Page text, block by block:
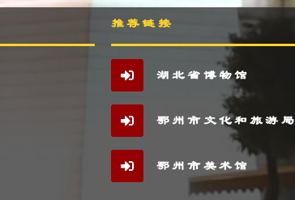
推荐链接
湖北省博物馆
鄂州市文化和旅游局
鄂州市美术馆